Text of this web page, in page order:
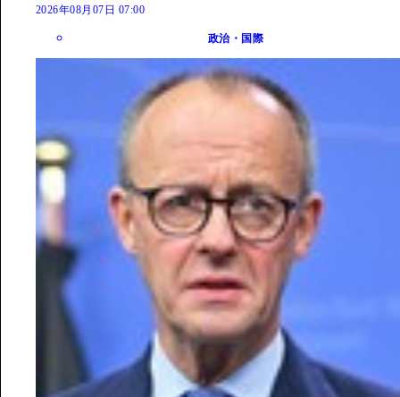
2026年08月07日 07:00
政治・国際